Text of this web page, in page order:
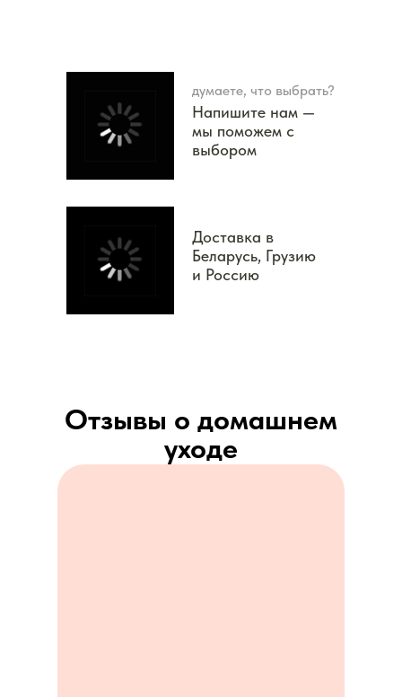
думаете, что выбрать?
Напишите нам —
мы поможем с
выбором
Доставка в
Беларусь, Грузию
и Россию
Отзывы о домашнем
уходе